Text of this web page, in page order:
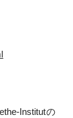
Institutの